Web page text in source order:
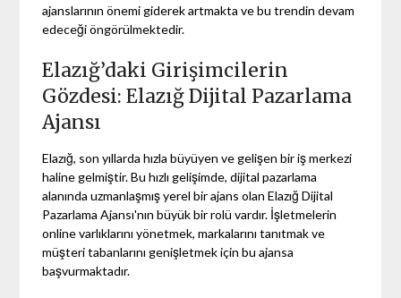
ajanslarının önemi giderek artmakta ve bu trendin devam
edeceği öngörülmektedir.
Elazığ’daki Girişimcilerin
Gözdesi: Elazığ Dijital Pazarlama
Ajansı
Elazığ, son yıllarda hızla büyüyen ve gelişen bir iş merkezi
haline gelmiştir. Bu hızlı gelişimde, dijital pazarlama
alanında uzmanlaşmış yerel bir ajans olan Elazığ Dijital
Pazarlama Ajansı'nın büyük bir rolü vardır. İşletmelerin
online varlıklarını yönetmek, markalarını tanıtmak ve
müşteri tabanlarını genişletmek için bu ajansa
başvurmaktadır.